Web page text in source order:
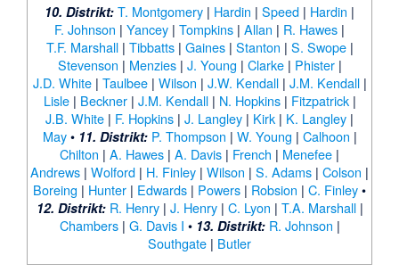
10. Distrikt: T. Montgomery | Hardin | Speed | Hardin |
F. Johnson | Yancey | Tompkins | Allan | R. Hawes |
T.F. Marshall| Tibbatts| Gaines| Stanton | S. Swope|
Stevenson | Menzies| J. Young | Clarke| Phister|
J.D. White| Taulbee| Wilson | J.W. Kendall| J.M. Kendall|
Lisle| Beckner| J.M. Kendall| N. Hopkins| Fitzpatrick|
J.B. White | F. Hopkins | J. Langley | Kirk | K. Langley |
May• 11. Distrikt: P. Thompson | W. Young | Calhoon |
Chilton | A. Hawes | A. Davis | French | Menefee |
Andrews | Wolford | H. Finley | Wilson | S. Adams | Colson |
Boreing | Hunter | Edwards | Powers | Robsion | C. Finley•
12. Distrikt: R. Henry| J. Henry| C. Lyon | T.A. Marshall|
Chambers| G. Davis I • 13. Distrikt: R. Johnson |
Southgate | Butler